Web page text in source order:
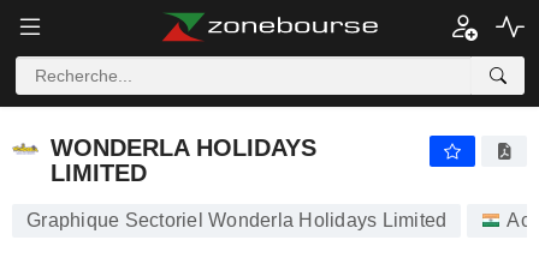
WONDERLA HOLIDAYS
LIMITED
Graphique Sectoriel Wonderla Holidays Limited